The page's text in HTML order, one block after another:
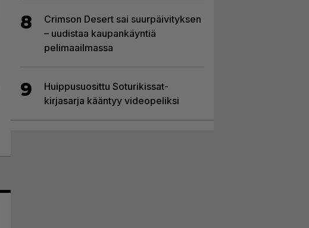
8
Crimson Desert sai suurpäivityksen
– uudistaa kaupankäyntiä
pelimaailmassa
9
Huippusuosittu Soturikissat-
kirjasarja kääntyy videopeliksi